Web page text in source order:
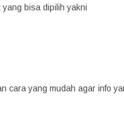
bisa dipilih yakni
cara yang mudah agar info